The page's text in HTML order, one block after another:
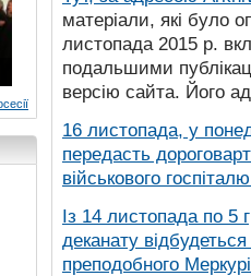
матеріали, які було
листопада 2015 р.
подальшими
версію сайта. Його
16 листопада, у
передасть
військового
Із 14 листопада по 5
деканату
преподобного